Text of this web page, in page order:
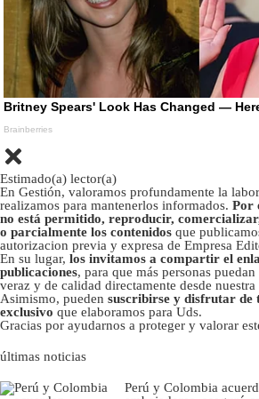
Estimado(a) lector(a)
En Gestión, valoramos profundamente la
realizamos para mantenerlos informados. Por
no está permitido, reproducir,
o parcialmente los contenidos que
autorizacion previa y expresa de Empresa
En su lugar, los invitamos a compartir el
publicaciones, para que más personas
veraz y de calidad directamente desde
Asimismo, pueden suscribirse y disfrutar de
exclusivo que elaboramos para Uds.
Gracias por ayudarnos a proteger y valorar
últimas noticias
Perú y Colombia